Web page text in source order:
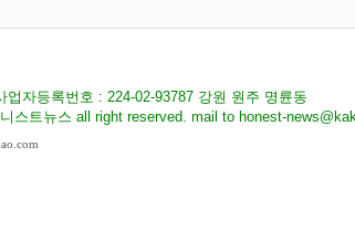
자등록번호 : 224-02-93787 강원 원주 명륜동
스트뉴스 all right reserved. mail to honest-